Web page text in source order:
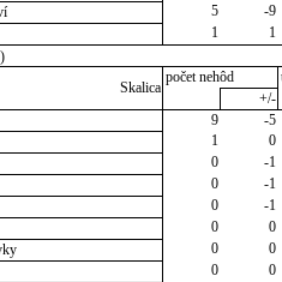
5 -9
1 1
Skalica
počet nehôd
+/-
9 -5
1 0
0 -1
0 -1
0 -1
0 0
0 0
0 0